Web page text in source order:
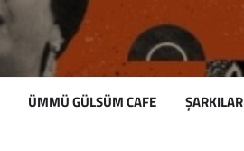
ÜMMÜ GÜLSÜM CAFE ŞARKILAR